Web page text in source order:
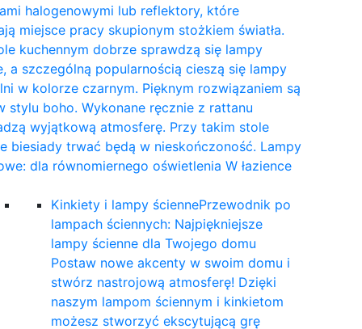
halogenowymi lub reflektory, które
miejsce pracy skupionym stożkiem światła.
kuchennym dobrze sprawdzą się lampy
a szczególną popularnością cieszą się lampy
w kolorze czarnym. Pięknym rozwiązaniem są
stylu boho. Wykonane ręcznie z rattanu
wyjątkową atmosferę. Przy takim stole
biesiady trwać będą w nieskończoność. Lampy
dla równomiernego oświetlenia W łazience
Kinkiety i lampy ściennePrzewodnik po
lampach ściennych: Najpiękniejsze
lampy ścienne dla Twojego domu
Postaw nowe akcenty w swoim domu i
stwórz nastrojową atmosferę! Dzięki
naszym lampom ściennym i kinkietom
możesz stworzyć ekscytującą grę